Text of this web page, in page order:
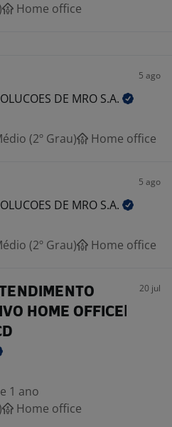
Home office
5 ago
DE MRO S.A.
(2º Grau) Home office
5 ago
DE MRO S.A.
(2º Grau) Home office
HOME OFFICE|
20 jul
1 ano
Home office